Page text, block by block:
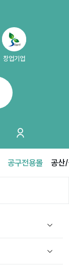
창업기업
공구전용몰 공산